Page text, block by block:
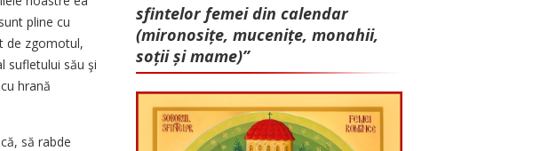
pline cu
de zgomotul,
sufletului său şi
hrană
să rabde
sfintelor femei din calendar
(mironosițe, mu­cenițe, monahii,
soții și mame)”